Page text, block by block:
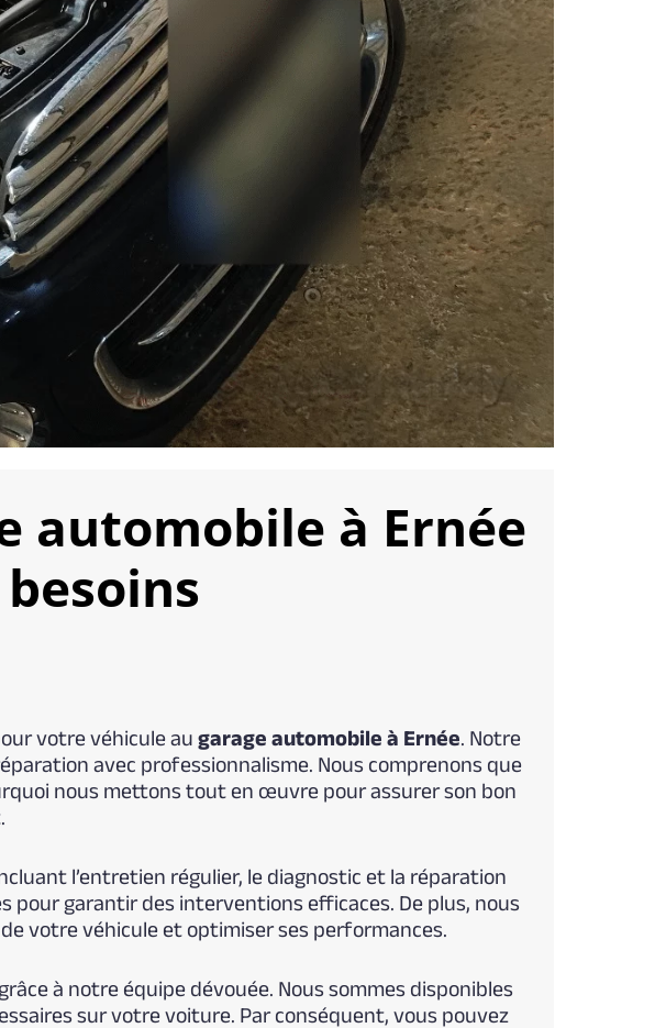
automobile à Ernée
votre véhicule au garage automobile à Ernée. Notre
avec professionnalisme. Nous comprenons que
nous mettons tout en œuvre pour assurer son bon
l’entretien régulier, le diagnostic et la réparation
pour garantir des interventions efficaces. De plus, nous
votre véhicule et optimiser ses performances.
à notre équipe dévouée. Nous sommes disponibles
sur votre voiture. Par conséquent, vous pouvez